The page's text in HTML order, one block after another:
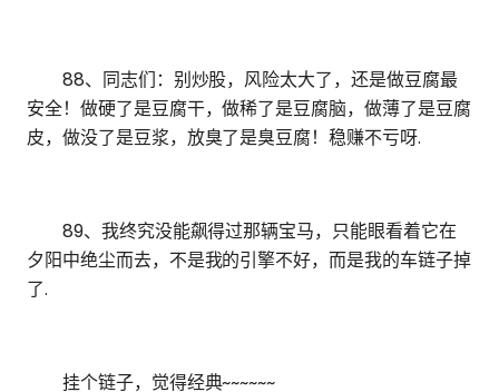
88、同志们：别炒股，风险太大了，还是做豆腐最
安全！做硬了是豆腐干，做稀了是豆腐脑，做薄了是豆腐
皮，做没了是豆浆，放臭了是臭豆腐！稳赚不亏呀.
89、我终究没能飙得过那辆宝马，只能眼看着它在
夕阳中绝尘而去，不是我的引擎不好，而是我的车链子掉
了.
挂个链子，觉得经典~~~~~~